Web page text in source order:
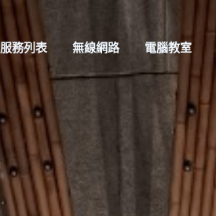
服務列表 無線網路 電腦教室